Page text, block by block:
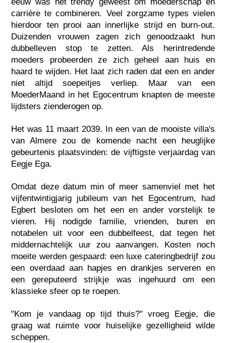
carrière te combineren. Veel zorgzame types vielen
hierdoor ten prooi aan innerlijke strijd en burn-out.
Duizenden vrouwen zagen zich genoodzaakt hun
dubbelleven stop te zetten. Als herintredende
moeders probeerden ze zich geheel aan huis en
haard te wijden. Het laat zich raden dat een en ander
niet altijd soepeitjes verliep. Maar van een
MoederMaand in het Egocentrum knapten de meeste
lijdsters zienderogen op.
Het was 11 maart 2039. In een van de mooiste villa's
van Almere zou de komende nacht een heuglijke
gebeurtenis plaatsvinden: de vijftigste verjaardag van
Eegje Ega.
Omdat deze datum min of meer samenviel met het
vijfentwintigjarig jubileum van het Egocentrum, had
Egbert besloten om het een en ander vorstelijk te
vieren. Hij nodigde familie, vrienden, buren en
notabelen uit voor een dubbelfeest, dat tegen het
middernachtelijk uur zou aanvangen. Kosten noch
moeite werden gespaard: een luxe cateringbedrijf zou
een overdaad aan hapjes en drankjes serveren en
een gereputeerd strijkje was ingehuurd om een
klassieke sfeer op te roepen.
"Kom je vandaag op tijd thuis?" vroeg Eegje, die
graag wat ruimte voor huiselijke gezelligheid wilde
scheppen.